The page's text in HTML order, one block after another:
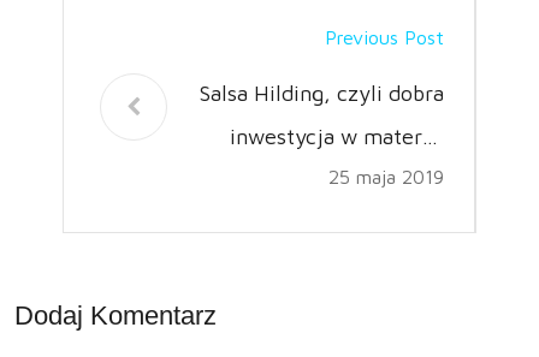
Previous Post
Salsa Hilding, czyli dobra
inwestycja w materac
piankowy
25 maja 2019
Dodaj Komentarz